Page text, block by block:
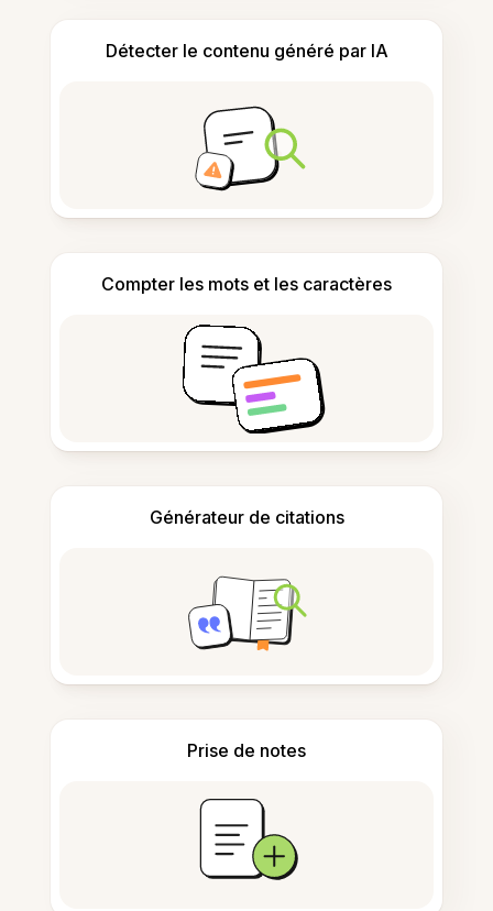
Détecter le contenu généré par IA
Compter les mots et les caractères
Générateur de citations
Prise de notes